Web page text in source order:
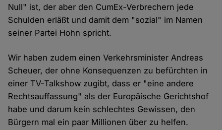
Null" ist, der aber den CumEx-Verbrechern jede
Schulden erläßt und damit dem "sozial" im Namen
seiner Partei Hohn spricht.
Wir haben zudem einen Verkehrsminister Andreas
Scheuer, der ohne Konsequenzen zu befürchten in
einer TV-Talkshow zugibt, dass er "eine andere
Rechtsauffassung" als der Europäische Gerichtshof
habe und darum kein schlechtes Gewissen, den
Bürgern mal ein paar Millionen über zu helfen.